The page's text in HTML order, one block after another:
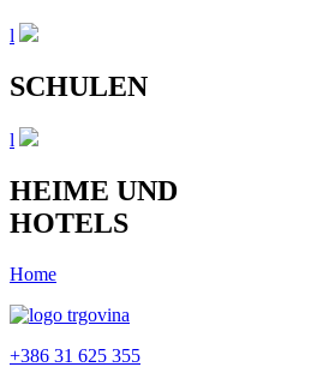
l
SCHULEN
l
HEIME UND
HOTELS
Home
+386 31 625 355